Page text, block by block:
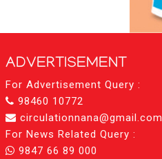
ADVERTISEMENT
For Advertisement Query :
98460 10772
circulationnana@gmail.com
For News Related Query :
9847 66 89 000